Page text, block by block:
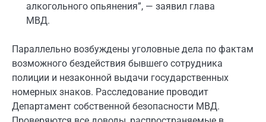
алкогольного опьянения”, — заявил глава
МВД.
Параллельно возбуждены уголовные дела по фактам
возможного бездействия бывшего сотрудника
полиции и незаконной выдачи государственных
номерных знаков. Расследование проводит
Департамент собственной безопасности МВД.